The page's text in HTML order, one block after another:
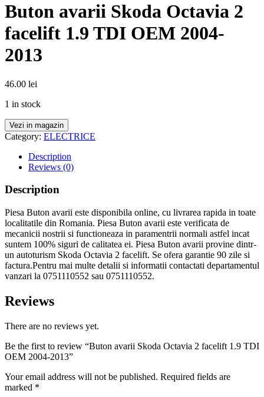
Buton avarii Skoda Octavia 2
facelift 1.9 TDI OEM 2004-
2013
46.00 lei
1 in stock
Vezi in magazin
Category: ELECTRICE
Description
Reviews (0)
Description
Piesa Buton avarii este disponibila online, cu livrarea rapida in toate
localitatile din Romania. Piesa Buton avarii este verificata de
mecanicii nostrii si functioneaza in paramentrii normali astfel incat
suntem 100% siguri de calitatea ei. Piesa Buton avarii provine dintr-
un autoturism Skoda Octavia 2 facelift. Se ofera garantie 90 zile si
factura.Pentru mai multe detalii si informatii contactati departamentul
vanzari la 0751110552 sau 0751110552.
Reviews
There are no reviews yet.
Be the first to review “Buton avarii Skoda Octavia 2 facelift 1.9 TDI
OEM 2004-2013”
Your email address will not be published. Required fields are
marked *